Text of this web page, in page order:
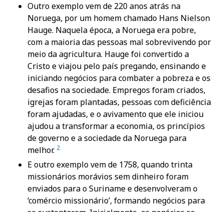
Outro exemplo vem de 220 anos atrás na
Noruega, por um homem chamado Hans Nielson
Hauge. Naquela época, a Noruega era pobre,
com a maioria das pessoas mal sobrevivendo por
meio da agricultura. Hauge foi convertido a
Cristo e viajou pelo país pregando, ensinando e
iniciando negócios para combater a pobreza e os
desafios na sociedade. Empregos foram criados,
igrejas foram plantadas, pessoas com deficiência
foram ajudadas, e o avivamento que ele iniciou
ajudou a transformar a economia, os princípios
de governo e a sociedade da Noruega para
melhor. 2
E outro exemplo vem de 1758, quando trinta
missionários morávios sem dinheiro foram
enviados para o Suriname e desenvolveram o
‘comércio missionário’, formando negócios para